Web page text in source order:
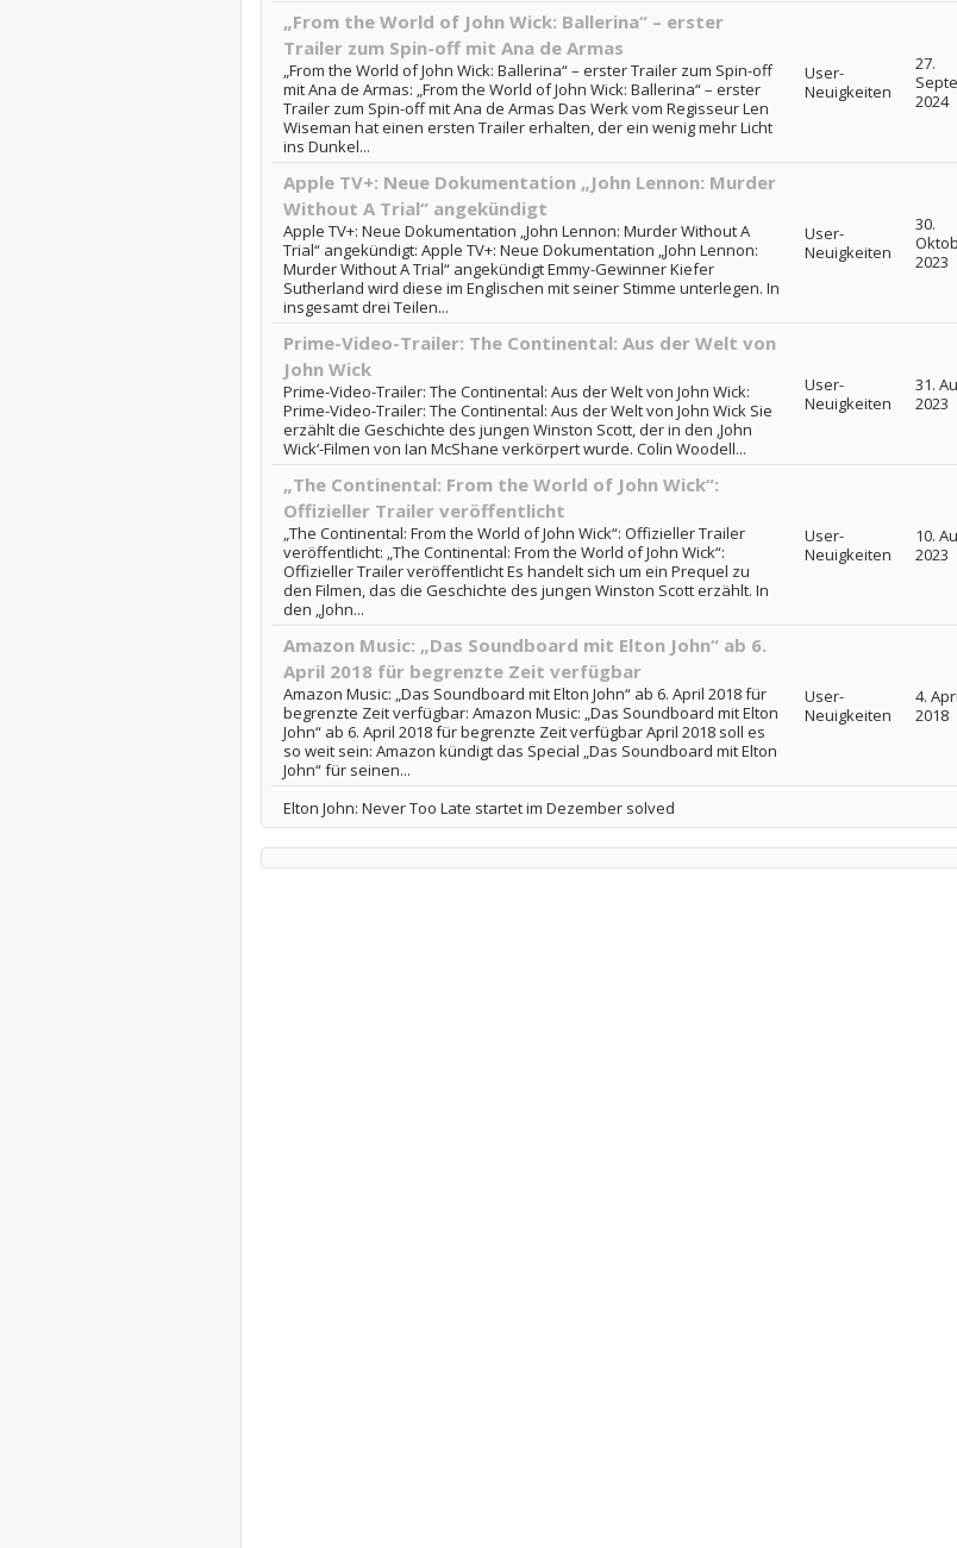
„From the World of John Wick: Ballerina“ – erster
Trailer zum Spin-off mit Ana de Armas
„From the World of John Wick: Ballerina“ – erster Trailer zum Spin-off
mit Ana de Armas: „From the World of John Wick: Ballerina“ – erster
Trailer zum Spin-off mit Ana de Armas Das Werk vom Regisseur Len
Wiseman hat einen ersten Trailer erhalten, der ein wenig mehr Licht
ins Dunkel...
User-
Neuigkeiten
27.
2024
Apple TV+: Neue Dokumentation „John Lennon: Murder
Without A Trial“ angekündigt
Apple TV+: Neue Dokumentation „John Lennon: Murder Without A
Trial“ angekündigt: Apple TV+: Neue Dokumentation „John Lennon:
Murder Without A Trial“ angekündigt Emmy-Gewinner Kiefer
Sutherland wird diese im Englischen mit seiner Stimme unterlegen. In
insgesamt drei Teilen...
User-
Neuigkeiten
30.
2023
Prime-Video-Trailer: The Continental: Aus der Welt von
John Wick
Prime-Video-Trailer: The Continental: Aus der Welt von John Wick:
Prime-Video-Trailer: The Continental: Aus der Welt von John Wick Sie
erzählt die Geschichte des jungen Winston Scott, der in den ‚John
Wick‘-Filmen von Ian McShane verkörpert wurde. Colin Woodell...
User-
Neuigkeiten
31.
2023
„The Continental: From the World of John Wick“:
Offizieller Trailer veröffentlicht
„The Continental: From the World of John Wick“: Offizieller Trailer
veröffentlicht: „The Continental: From the World of John Wick“:
Offizieller Trailer veröffentlicht Es handelt sich um ein Prequel zu
den Filmen, das die Geschichte des jungen Winston Scott erzählt. In
den „John...
User-
Neuigkeiten
10.
2023
Amazon Music: „Das Soundboard mit Elton John“ ab 6.
April 2018 für begrenzte Zeit verfügbar
Amazon Music: „Das Soundboard mit Elton John“ ab 6. April 2018 für
begrenzte Zeit verfügbar: Amazon Music: „Das Soundboard mit Elton
John“ ab 6. April 2018 für begrenzte Zeit verfügbar April 2018 soll es
so weit sein: Amazon kündigt das Special „Das Soundboard mit Elton
John“ für seinen...
User-
Neuigkeiten
4.
2018
Elton John: Never Too Late startet im Dezember solved